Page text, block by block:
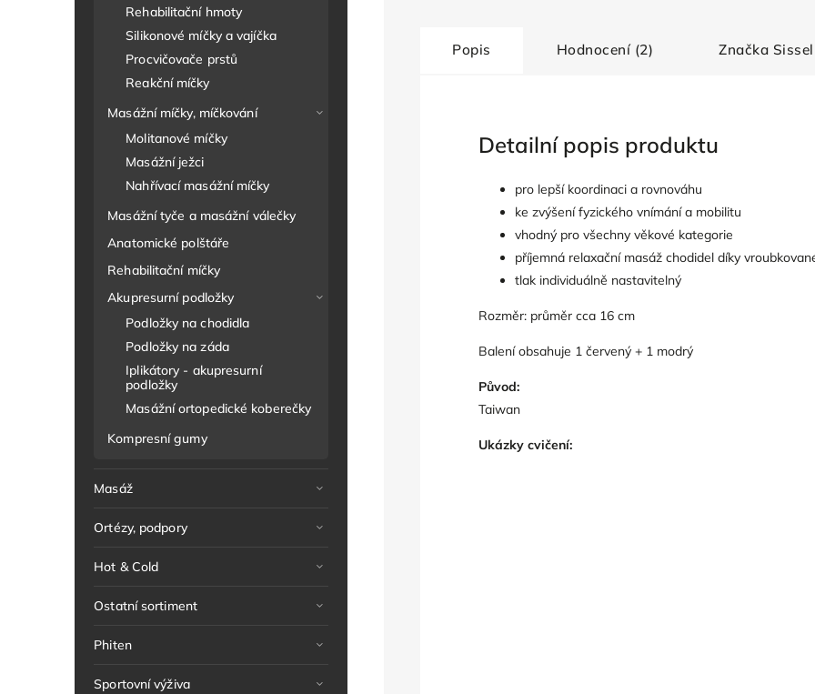
Rehabilitační hmoty
Silikonové míčky a vajíčka
Procvičovače prstů
Reakční míčky
Masážní míčky, míčkování
Molitanové míčky
Masážní ježci
Nahřívací masážní míčky
Masážní tyče a masážní válečky
Anatomické polštáře
Rehabilitační míčky
Akupresurní podložky
Podložky na chodidla
Podložky na záda
Iplikátory - akupresurní
podložky
Masážní ortopedické koberečky
Kompresní gumy
Masáž
Ortézy, podpory
Hot & Cold
Ostatní sortiment
Phiten
Sportovní výživa
Popis Hodnocení (2) Značka Sissel
Detailní popis produktu
pro lepší koordinaci a rovnováhu
ke zvýšení fyzického vnímání a mobilitu
vhodný pro všechny věkové kategorie
příjemná relaxační masáž chodidel díky
tlak individuálně nastavitelný
Rozměr: průměr cca 16 cm
Balení obsahuje 1 červený + 1 modrý
Původ:
Taiwan
Ukázky cvičení: